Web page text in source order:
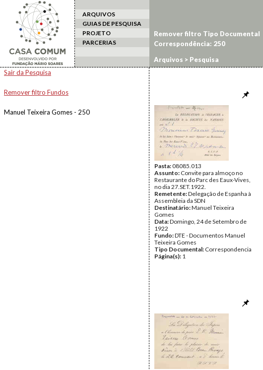
ARQUIVOS
GUIAS DE PESQUISA
PROJETO
PARCERIAS
Arquivos > Pesquisa
Sair da Pesquisa
Remover filtro Fundos
Manuel Teixeira Gomes - 250
Remover filtro Tipo Documental
Correspondência: 250
Pasta:08085.013
Assunto: Convite para almoço no
Restaurante do Parc des Eaux-Vives,
no dia 27.SET.1922.
Remetente:Delegação de Espanha à
Assembleia da SDN
Destinatário:Manuel Teixeira
Gomes
Data:Domingo, 24 de Setembro de
1922
Fundo:DTE - Documentos Manuel
Teixeira Gomes
Tipo Documental: Correspondencia
Página(s): 1